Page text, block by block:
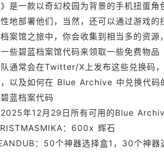
》是一款以奇幻校园为背景的手机扭蛋
地部署他们，当然，还可以通过游戏
案馆之旅中，你会收集到相当多的资
些碧蓝档案馆代码来领取一些免费物
通常会在Twitter/X上发布这些兑换码
以及如何在 Blue Archive 中兑换代码
蓝档案代码
2025年12月29日所有可用的Blue
：600x 辉石
：50个神器选择盒1，30个神